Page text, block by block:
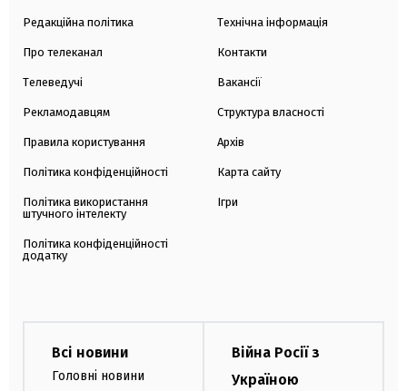
Редакційна політика
Про телеканал
Телеведучі
Рекламодавцям
Правила користування
Політика конфіденційності
Політика використання
штучного інтелекту
Політика конфіденційності
додатку
Технічна інформація
Контакти
Вакансії
Структура власності
Архів
Карта сайту
Ігри
Всі новини
Головні новини
Війна Росії з
Україною